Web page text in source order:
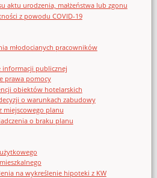
aktu urodzenia, małżeństwa lub zgonu
z powodu COVID-19
młodocianych pracowników
publicznej
prawa pomocy
obiektów hotelarskich
o warunkach zabudowy
miejscowego planu
o braku planu
na wykreślenie hipoteki z KW